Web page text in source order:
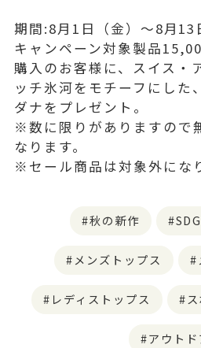
期間:8月1⽇（金）〜8月13
キャンペーン対象製品
購入のお客様に、スイス・
ッチ氷河をモチーフにした
ダナをプレゼント。
※数に限りがありますので
なります。
※セール商品は対象外にな
秋の新作
メンズトップス
レディストップス
アウトド